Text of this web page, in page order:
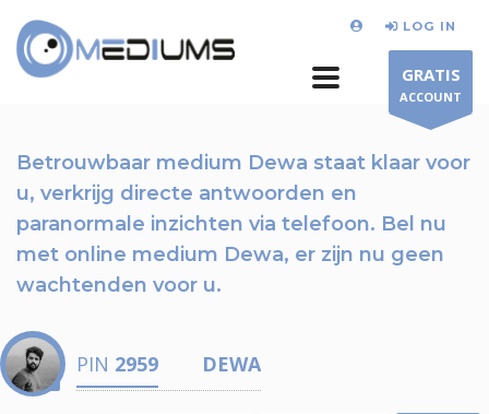
LOG IN
GRATIS
ACCOUNT
Betrouwbaar medium Dewa staat klaar voor
u, verkrijg directe antwoorden en
paranormale inzichten via telefoon. Bel nu
met online medium Dewa, er zijn nu geen
wachtenden voor u.
PIN 2959 DEWA